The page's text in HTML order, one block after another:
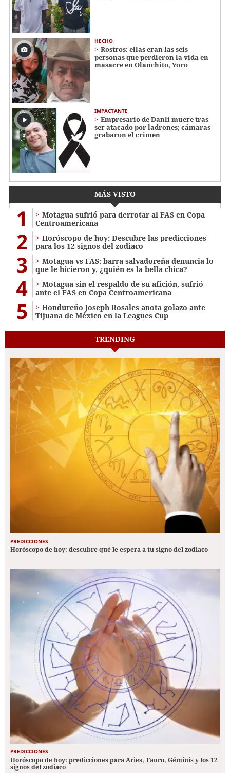
HECHO
Rostros: ellas eran las seis
personas que perdieron la vida en
masacre en Olanchito, Yoro
IMPACTANTE
Empresario de Danlí muere tras
ser atacado por ladrones; cámaras
grabaron el crimen
MÁS VISTO
1
Motagua sufrió para derrotar al FAS en Copa
Centroamericana
2
Horóscopo de hoy: Descubre las predicciones
para los 12 signos del zodiaco
3
Motagua vs FAS: barra salvadoreña denuncia lo
que le hicieron y, ¿quién es la bella chica?
4
Motagua sin el respaldo de su afición, sufrió
ante el FAS en Copa Centroamericana
5
Hondureño Joseph Rosales anota golazo ante
Tijuana de México en la Leagues Cup
TRENDING
PREDICCIONES
Horóscopo de hoy: descubre qué le espera a tu signo del zodiaco
PREDICCIONES
Horóscopo de hoy: predicciones para Aries, Tauro, Géminis y los 12
signos del zodiaco